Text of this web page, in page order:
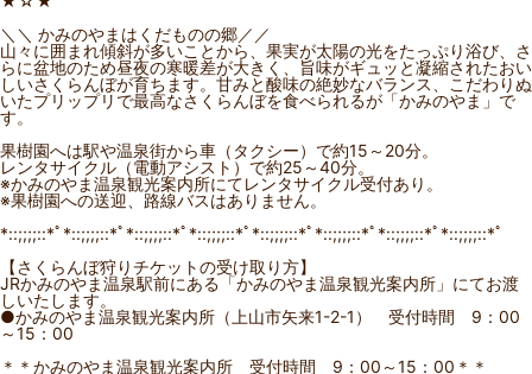
＼＼ かみのやまはくだものの郷／／
山々に囲まれ傾斜が多いことから、果実が太陽の光をたっぷり浴び、さ
らに盆地のため昼夜の寒暖差が大きく、旨味がギュッと凝縮されたおい
しいさくらんぼが育ちます。甘みと酸味の絶妙なバランス、こだわりぬ
いたプリップリで最高なさくらんぼを食べられるが「かみのやま」で
す。
果樹園へは駅や温泉街から車（タクシー）で約15～20分。
レンタサイクル（電動アシスト）で約25～40分。
※かみのやま温泉観光案内所にてレンタサイクル受付あり。
※果樹園への送迎、路線バスはありません。
*::;;;;::*ﾟ*::;;;;::*ﾟ*::;;;;::*ﾟ*::;;;;::*ﾟ*::;;;;::*ﾟ*::;;;;::*ﾟ*::;;;;::*ﾟ*::;;;;::*ﾟ
【さくらんぼ狩りチケットの受け取り方】
JRかみのやま温泉駅前にある「かみのやま温泉観光案内所」にてお渡
しいたします。
●かみのやま温泉観光案内所（上山市矢来1-2-1） 受付時間 9：00
～15：00
＊＊かみのやま温泉観光案内所 受付時間 9：00～15：00＊＊